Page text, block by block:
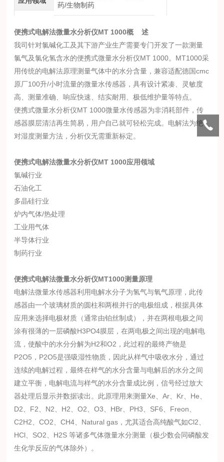
药/生物制药
便携式电解法微量水分析仪MT 1000概 述
我司针对氯碱化工及其下游产业生产需要专门开发了一款测量
氯气及氯化氢含水的便携式微量水分析仪MT 1000。MT1000采
用传统的电解法原理测量气体中的水分含量，兼容适配德国cmc
原厂100升/小时流量的微量水传感器，具有设计紧凑、灵敏度
高、测量准确、响应快速、结实耐用、极低维护量等特点。
便携式微量水分析仪MT 1000微量水传感器为非消耗部件，传
感器膜层清洁再生简易，用户自己就可轻松完成。电解法为绝
对湿度测量方法，分析仪无需重新标定。
便携式电解法微量水分析仪MT 1000应用领域
氯碱行业
石油化工
多晶硅行业
炉内气体/热处理
工业用气体
半导体行业
制药行业
便携式电解法微量水分析仪MT1000测量原理
电解法微量水传感器利用电解水分子为氢气与氧气原理，此传
感器由一个玻璃材质的圆柱和两根并行的电极组成，根据具体
应用来选择电极材质（通常由铂丝制成），并在两根电极之间
涂有很薄的一层磷酸H3PO4膜层，在两电极之间出现的电解电
流，使酸中的水分分解为H2和O2，此过程的最终产物是
P2O5，P2O5是强吸湿性物质，因此从样气中吸收水分，通过
连续的电解过程，最终在样气的水分含量与电解后的水分之间
建立平衡，电解电流与样气的水分含量成比例，信号经过放大
器处理后显示并数据读出。此原理用来测量Xe、Ar、Kr、He、
D2、F2、N2、H2、O2、O3、HBr、PH3、SF6、Freon、
C2H2、CO2、CH4、Natural gas，尤其适合高纯酸气如Cl2、
HCl、SO2、H2S 等诸多气体微量水分测量（极少数会同磷酸发
生化学反应的气体除外）。